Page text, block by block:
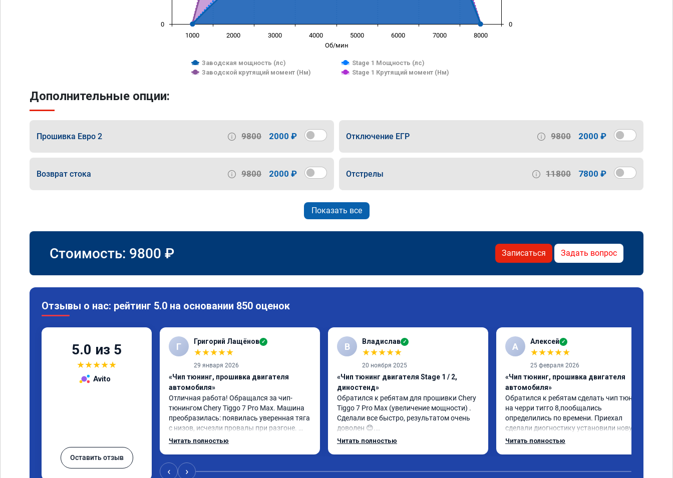
Об/мин
Заводская мощность (лс)
Stage 1 Мощность (лс)
Заводской крутящий момент (Нм)
Stage 1 Крутящий момент (Нм)
1000 2000 3000 4000 5000 6000 7000 8000
0 0
Дополнительные опции:
Прошивка Евро 2 9800 2000 ₽ Отключение ЕГР 9800 2000 ₽
Возврат стока 9800 2000 ₽ Отстрелы 11800 7800 ₽
Показать все
Стоимость: 9800 ₽ Записаться Задать вопрос
Отзывы о нас: рейтинг 5.0 на основании 850 оценок
5.0 из 5
★★★★★
Avito
Оставить отзыв
Г Григорий Лащёнов ✓
★★★★★
29 января 2026
«Чип тюнинг, прошивка двигателя
автомобиля»
Отличная работа! Обращался за чип-
тюнингом Chery Tiggo 7 Pro Max. Машина
преобразилась: появилась уверенная тяга
с низов, исчезли провалы при разгоне.
Расход в спокойном режиме даже немного
всем, кто сомневается.
Читать полностью
В Владислав ✓
★★★★★
20 ноября 2025
«Чип тюнинг двигателя Stage 1 / 2,
диностенд»
Обратился к ребятам для прошивки Chery
Tiggo 7 Pro Max (увеличение мощности) .
Сделали все быстро, результатом очень
доволен 😊.
Автомобиль совсем по другому себя
Читать полностью
А Алексей ✓
★★★★★
25 февраля 2026
«Чип тюнинг, прошивка двигателя
автомобиля»
Обратился к ребятам сделать чип тюнинг
на черри тигго 8,пообщались
определились по времени. Приехал
сделали диогностику установили новую
прошивку машина заработала как часики.
Читать полностью
‹ ›